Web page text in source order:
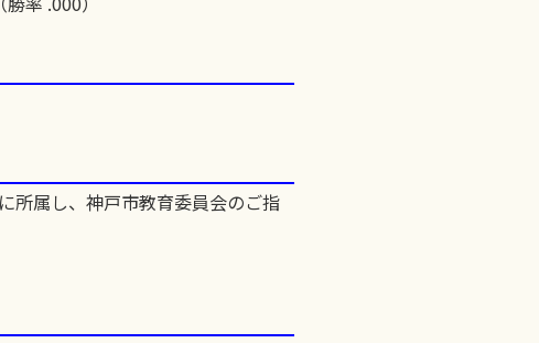
所属し、神戸市教育委員会のご指